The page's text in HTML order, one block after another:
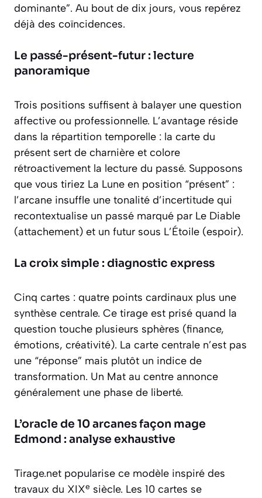
dominante”. Au bout de dix jours, vous repérez
déjà des coïncidences.
Le passé-présent-futur : lecture
panoramique
Trois positions suffisent à balayer une question
affective ou professionnelle. L’avantage réside
dans la répartition temporelle : la carte du
présent sert de charnière et colore
rétroactivement la lecture du passé. Supposons
que vous tiriez La Lune en position “présent” :
l’arcane insuffle une tonalité d’incertitude qui
recontextualise un passé marqué par Le Diable
(attachement) et un futur sous L’Étoile (espoir).
La croix simple : diagnostic express
Cinq cartes : quatre points cardinaux plus une
synthèse centrale. Ce tirage est prisé quand la
question touche plusieurs sphères (finance,
émotions, créativité). La carte centrale n’est pas
une “réponse” mais plutôt un indice de
transformation. Un Mat au centre annonce
généralement une phase de liberté.
L’oracle de 10 arcanes façon mage
Edmond : analyse exhaustive
Tirage.net popularise ce modèle inspiré des
travaux du XIXe siècle. Les 10 cartes se